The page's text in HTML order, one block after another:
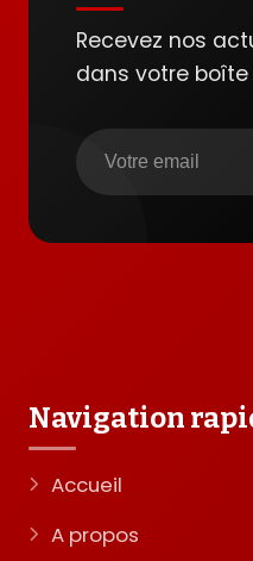
Recevez nos
dans votre
Navigation
Accueil
A propos